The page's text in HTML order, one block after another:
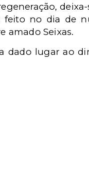
no dia de
amado Seixas.
dado lugar ao